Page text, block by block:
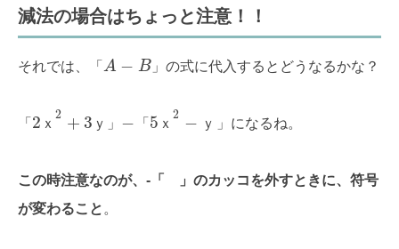
減法の場合はちょっと注意！！
それでは、「 A − B 」の式に代入するとどうなるかな？
「 2 ｘ
2 + 3 ｙ 」 − 「 5 ｘ
2 − ｙ 」になるね。
この時注意なのが、-「 」のカッコを外すときに、符号
が変わること 。